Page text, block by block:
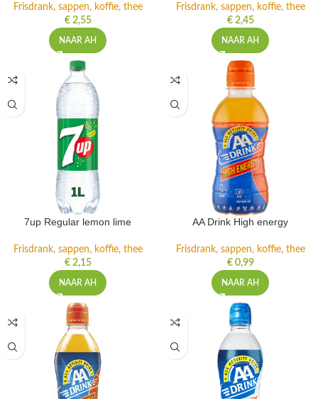
Frisdrank, sappen, koffie, thee
€2,55
NAAR AH
Frisdrank, sappen, koffie, thee
€2,45
NAAR AH
7up Regular lemon lime
Frisdrank, sappen, koffie, thee
€2,15
NAAR AH
AA Drink High energy
Frisdrank, sappen, koffie, thee
€0,99
NAAR AH